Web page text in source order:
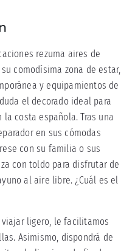
rezuma aires de
comodísima zona de estar,
y equipamientos de
el decorado ideal para
la costa española. Tras una
en sus cómodas
con su familia o sus
con toldo para disfrutar de
al aire libre. ¿Cuál es el
viajar ligero, le facilitamos
Asimismo, dispondrá de